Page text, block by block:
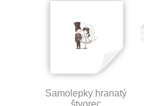
Samolepky hranatý
štvorec